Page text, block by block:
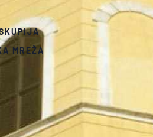
MREŽA